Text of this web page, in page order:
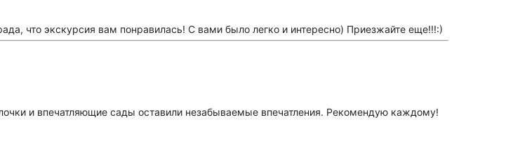
что экскурсия вам понравилась! С вами было легко и интересно) Приезжайте еще!!!:)
и впечатляющие сады оставили незабываемые впечатления. Рекомендую каждому!